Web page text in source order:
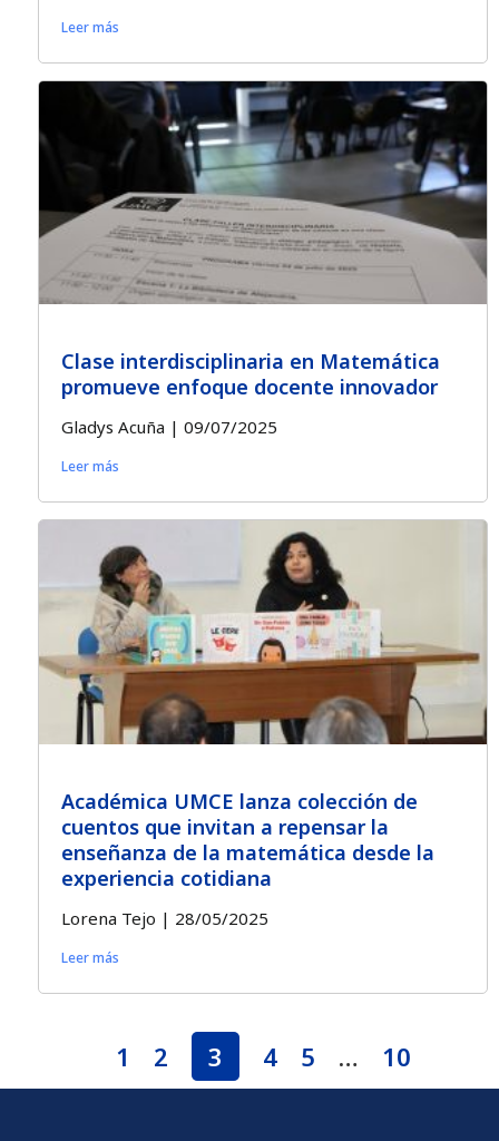
Leer más
Clase interdisciplinaria en Matemática
promueve enfoque docente innovador
Gladys Acuña 09/07/2025
Leer más
Académica UMCE lanza colección de
cuentos que invitan a repensar la
enseñanza de la matemática desde la
experiencia cotidiana
Lorena Tejo 28/05/2025
Leer más
1 2 3 4 5 … 10